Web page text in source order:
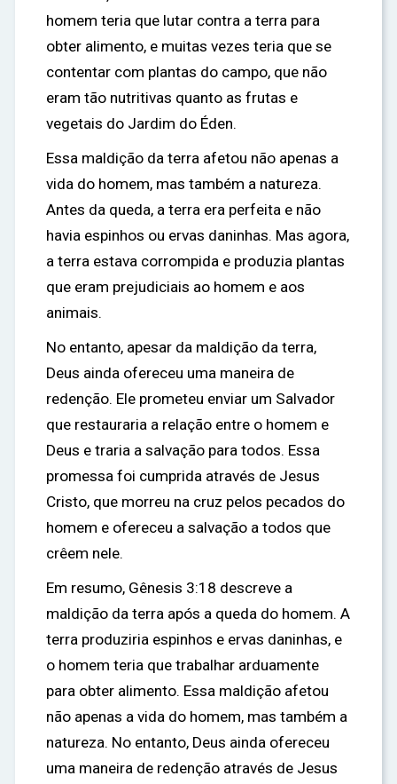
homem teria que lutar contra a terra para
obter alimento, e muitas vezes teria que se
contentar com plantas do campo, que não
eram tão nutritivas quanto as frutas e
vegetais do Jardim do Éden.
Essa maldição da terra afetou não apenas a
vida do homem, mas também a natureza.
Antes da queda, a terra era perfeita e não
havia espinhos ou ervas daninhas. Mas agora,
a terra estava corrompida e produzia plantas
que eram prejudiciais ao homem e aos
animais.
No entanto, apesar da maldição da terra,
Deus ainda ofereceu uma maneira de
redenção. Ele prometeu enviar um Salvador
que restauraria a relação entre o homem e
Deus e traria a salvação para todos. Essa
promessa foi cumprida através de Jesus
Cristo, que morreu na cruz pelos pecados do
homem e ofereceu a salvação a todos que
crêem nele.
Em resumo, Gênesis 3:18 descreve a
maldição da terra após a queda do homem. A
terra produziria espinhos e ervas daninhas, e
o homem teria que trabalhar arduamente
para obter alimento. Essa maldição afetou
não apenas a vida do homem, mas também a
natureza. No entanto, Deus ainda ofereceu
uma maneira de redenção através de Jesus